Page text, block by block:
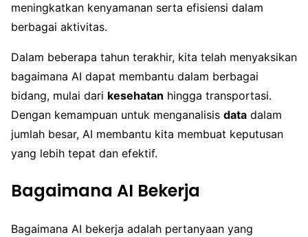
meningkatkan kenyamanan serta efisiensi dalam
berbagai aktivitas.
Dalam beberapa tahun terakhir, kita telah menyaksikan
bagaimana AI dapat membantu dalam berbagai
bidang, mulai dari kesehatan hingga transportasi.
Dengan kemampuan untuk menganalisis data dalam
jumlah besar, AI membantu kita membuat keputusan
yang lebih tepat dan efektif.
Bagaimana AI Bekerja
Bagaimana AI bekerja adalah pertanyaan yang